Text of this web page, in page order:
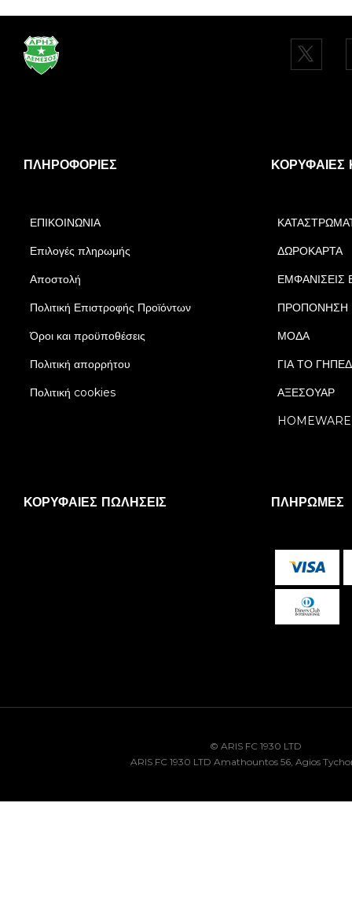
ΠΛΗΡΟΦΟΡΊΕΣ
ΕΠΙΚΟΙΝΩΝΙΑ
Επιλογές πληρωμής
Αποστολή
Πολιτική Επιστροφής Προϊόντων
Όροι και προϋποθέσεις
Πολιτική απορρήτου
Πολιτική cookies
ΚΟΡΥΦΑΊΕΣ
ΔΩΡΟΚΑΡΤΑ
ΕΜΦΑΝΙΣΕΙΣ
ΠΡΟΠΟΝΗΣΗ
ΜΟΔΑ
ΓΙΑ ΤΟ
ΑΞΕΣΟΥΑΡ
HOMEWARE
ΚΟΡΥΦΑΊΕΣ ΠΩΛΉΣΕΙΣ ΠΛΗΡΩΜΈΣ
© ARIS FC 1930 LTD
ARIS FC 1930 LTD Amathountos 56, Agios